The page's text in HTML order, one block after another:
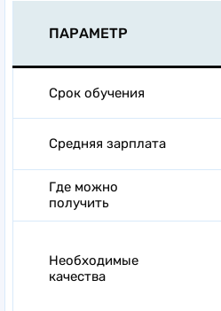
ПАРАМЕТР
Срок обучения
Средняя зарплата
Где можно
получить
Необходимые
качества